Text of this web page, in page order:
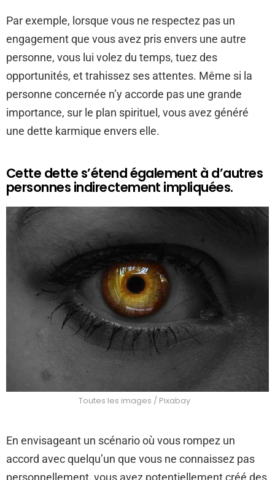
Par exemple, lorsque vous ne respectez pas un
engagement que vous avez pris envers une autre
personne, vous lui volez du temps, tuez des
opportunités, et trahissez ses attentes. Même si la
personne concernée n’y accorde pas une grande
importance, sur le plan spirituel, vous avez généré
une dette karmique envers elle.
Cette dette s’étend également à d’autres
personnes indirectement impliquées.
Toutes les images / Pixabay
En envisageant un scénario où vous rompez un
accord avec quelqu’un que vous ne connaissez pas
personnellement, vous avez potentiellement créé des